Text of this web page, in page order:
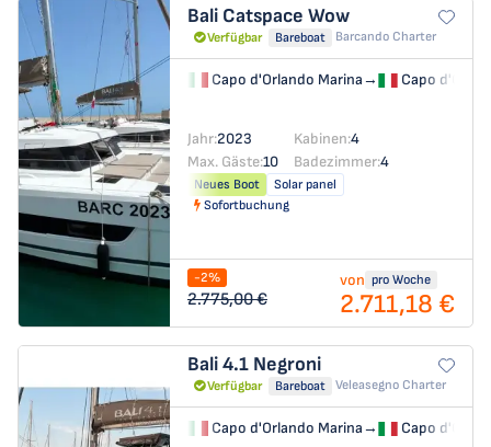
Bali Catspace Wow
Verfügbar Bareboat Barcando Charter
Capo d'Orlando Marina→ Capo
Jahr:2023 Kabinen:4
Max. Gäste:10 Badezimmer:4
Neues Boot
Solar panel
Sofortbuchung
-2%
2.775,00 €
von pro Woche
2.711,18 €
Bali 4.1 Negroni
Verfügbar Bareboat Veleasegno Charter
Capo d'Orlando Marina→ Capo